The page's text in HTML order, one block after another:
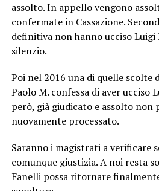
assolto. In appello vengono
confermate in Cassazione.
definitiva non hanno ucciso Luigi
silenzio.
Poi nel 2016 una di quelle scolte
Paolo M. confessa di aver ucciso
però, già giudicato e assolto non
nuovamente processato.
Saranno i magistrati a verificare
comunque giustizia. A noi resta
Fanelli possa ritornare